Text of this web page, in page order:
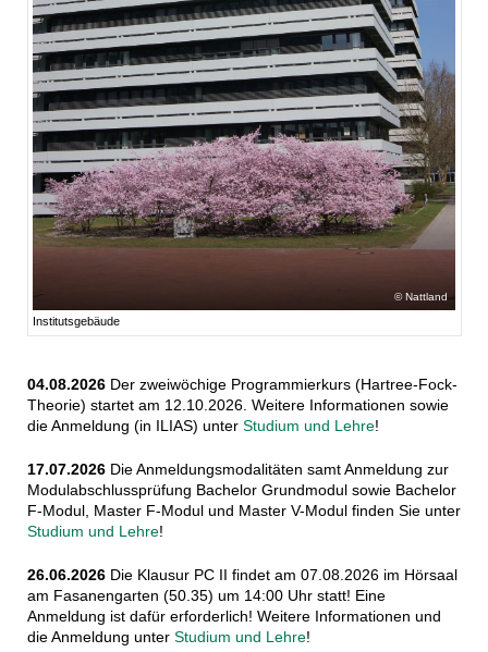
Nattland
Institutsgebäude
04.08.2026 Der zweiwöchige Programmierkurs (Hartree-Fock-
Theorie) startet am 12.10.2026. Weitere Informationen sowie
die Anmeldung (in ILIAS) unter Studium und Lehre!
17.07.2026 Die Anmeldungsmodalitäten samt Anmeldung zur
Modulabschlussprüfung Bachelor Grundmodul sowie Bachelor
F-Modul, Master F-Modul und Master V-Modul finden Sie unter
Studium und Lehre!
26.06.2026Die Klausur PC II findet am 07.08.2026 im Hörsaal
am Fasanengarten (50.35) um 14:00 Uhr statt! Eine
Anmeldung ist dafür erforderlich! Weitere Informationen und
die Anmeldung unter Studium und Lehre!